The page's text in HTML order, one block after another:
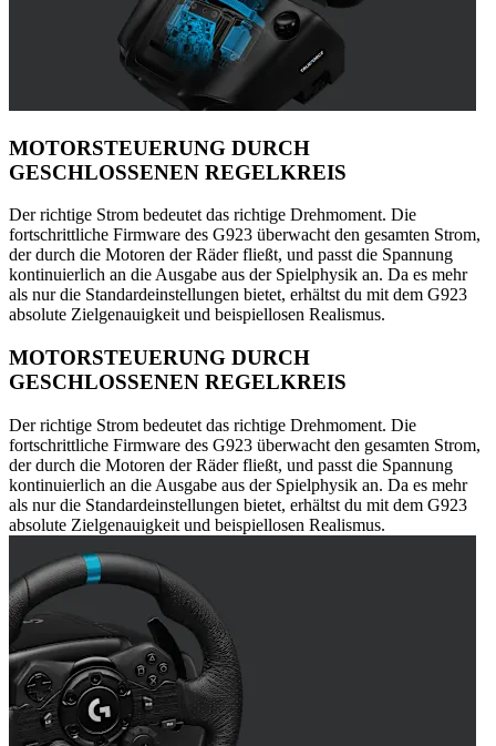
MOTORSTEUERUNG DURCH
GESCHLOSSENEN REGELKREIS
Der richtige Strom bedeutet das richtige Drehmoment. Die
fortschrittliche Firmware des G923 überwacht den gesamten Strom,
der durch die Motoren der Räder fließt, und passt die Spannung
kontinuierlich an die Ausgabe aus der Spielphysik an. Da es mehr
als nur die Standardeinstellungen bietet, erhältst du mit dem G923
absolute Zielgenauigkeit und beispiellosen Realismus.
MOTORSTEUERUNG DURCH
GESCHLOSSENEN REGELKREIS
Der richtige Strom bedeutet das richtige Drehmoment. Die
fortschrittliche Firmware des G923 überwacht den gesamten Strom,
der durch die Motoren der Räder fließt, und passt die Spannung
kontinuierlich an die Ausgabe aus der Spielphysik an. Da es mehr
als nur die Standardeinstellungen bietet, erhältst du mit dem G923
absolute Zielgenauigkeit und beispiellosen Realismus.